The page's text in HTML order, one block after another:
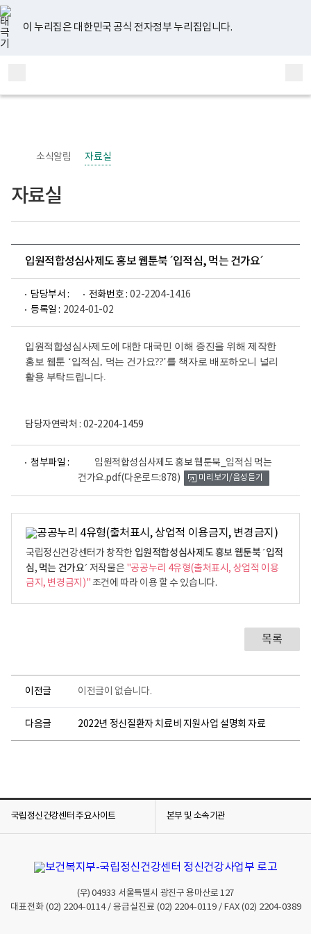
너
비
767px
이
하
이 누리집은 대한민국 공식 전자정부 누리집입니다.
지
검
메
홈
소식알림 자료실
자료실
입원적합성심사제도 홍보 웹툰북 ´입적심, 먹는 건가요´
담당부서 : 전화번호 : 02-2204-1416
등록일 : 2024-01-02
입원적합성심사제도에 대한 대국민 이해 증진을 위해 제작한
홍보 웹툰 ‘입적심 , 먹는 건가요??’를 책자로 배포하오니 널리
활용 부탁드립니다.
담당자연락처 : 02-2204-1459
첨부파일 :
입원적합성심사제도 홍보 웹툰북_입적심 먹는
건가요.pdf(다운로드:878)
어
미리보기/음성듣기
국립정신건강센터가 창작한 입원적합성심사제도 홍보 웹툰북 ´입적
심, 먹는 건가요´ 저작물은 "공공누리 4유형(출처표시, 상업적 이용
금지, 변경금지)"조건에 따라 이용 할 수 있습니다.
목록
이전글 이전글이 없습니다.
다음글 2022년 정신질환자 치료비 지원사업 설명회 자료
국립정신건강센터 주요사이트 본부 및 소속기관
(우)04933 서울특별시 광진구 용마산로 127
대표전화 (02) 2204-0114/ 응급실진료 (02) 2204-0119/ FAX (02) 2204-0389
유
튜
브
페
이
스
북
인
스
타
그
램
블
로
그